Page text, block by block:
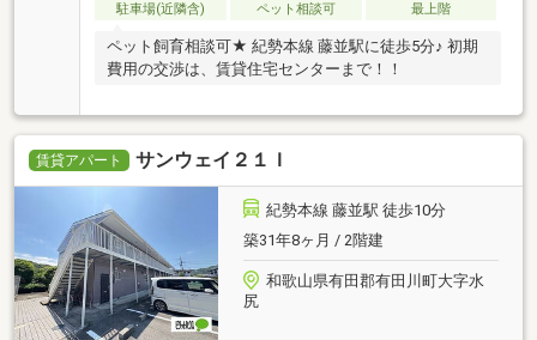
駐車場(近隣含)
ペット相談可 最上階
ペット飼育相談可★ 紀勢本線 藤並駅に徒歩5分♪ 初期
費用の交渉は、賃貸住宅センターまで！！
賃貸アパート サンウェイ２１Ｉ
紀勢本線 藤並駅 徒歩10分
築31年8ヶ月 / 2階建
和歌山県有田郡有田川町大字水
尻